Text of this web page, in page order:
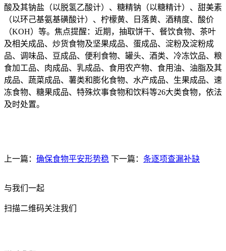
酸及其钠盐（以脱氢乙酸计）、糖精钠（以糖精计）、甜美素
（以环己基氨基磺酸计）、柠檬黄、日落黄、酒精度、酸价
（KOH）等。焦点提醒：近期，抽取饼干、餐饮食物、茶叶
及相关成品、炒货食物及坚果成品、蛋成品、淀粉及淀粉成
品、调味品、豆成品、便利食物、罐头、酒类、冷冻饮品、粮
食加工品、肉成品、乳成品、食用农产物、食用油、油脂及其
成品、蔬菜成品、薯类和膨化食物、水产成品、生果成品、速
冻食物、糖果成品、特殊炊事食物和饮料等26大类食物，依法
及时处置。
上一篇： 确保食物平安形势稳 下一篇： 条逐项查漏补缺
与我们一起
扫描二维码关注我们